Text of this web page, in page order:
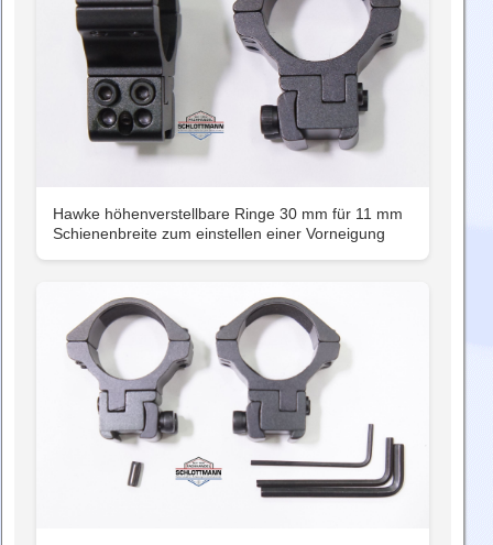
Hawke höhenverstellbare Ringe 30 mm für 11 mm
Schienenbreite zum einstellen einer Vorneigung